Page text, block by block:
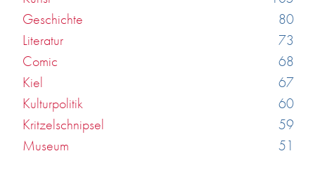
Geschichte
80
Literatur
73
Comic
68
Kiel
67
Kulturpolitik
60
Kritzelschnipsel
59
Museum
51